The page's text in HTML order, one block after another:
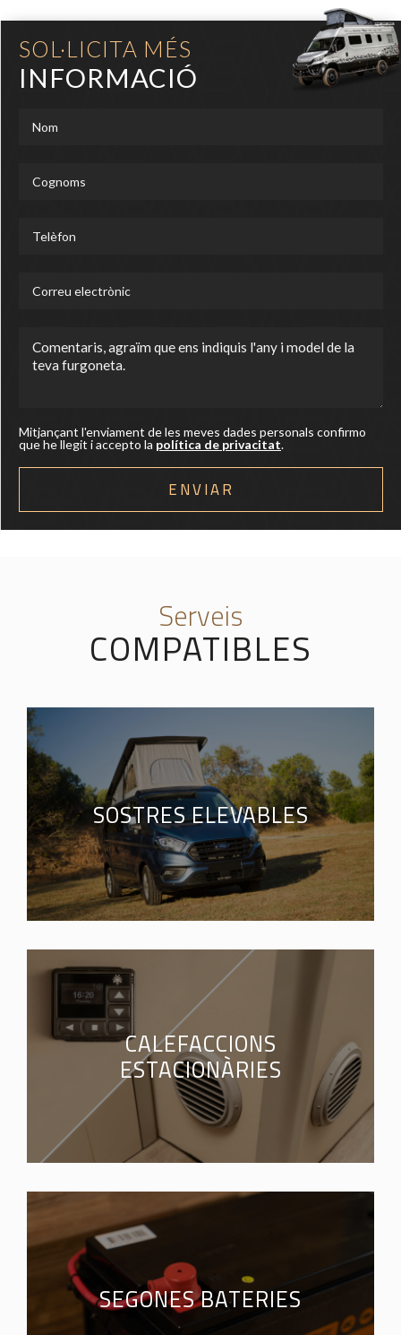
SOL·LICITA MÉS
INFORMACIÓ
Mitjançant l'enviament de les meves dades personals confirmo
que he llegit i accepto la política de privacitat.
Serveis
COMPATIBLES
SOSTRES ELEVABLES
CALEFACCIONS
ESTACIONÀRIES
SEGONES BATERIES